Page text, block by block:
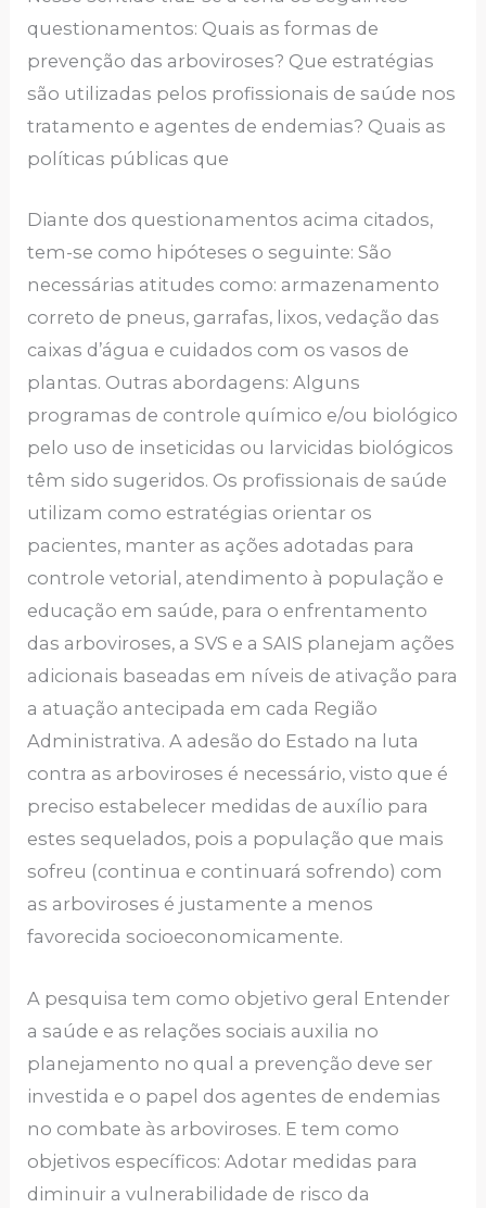
questionamentos: Quais as formas de
prevenção das arboviroses? Que estratégias
são utilizadas pelos profissionais de saúde nos
tratamento e agentes de endemias? Quais as
políticas públicas que
Diante dos questionamentos acima citados,
tem-se como hipóteses o seguinte: São
necessárias atitudes como: armazenamento
correto de pneus, garrafas, lixos, vedação das
caixas d’água e cuidados com os vasos de
plantas. Outras abordagens: Alguns
programas de controle químico e/ou biológico
pelo uso de inseticidas ou larvicidas biológicos
têm sido sugeridos. Os profissionais de saúde
utilizam como estratégias orientar os
pacientes, manter as ações adotadas para
controle vetorial, atendimento à população e
educação em saúde, para o enfrentamento
das arboviroses, a SVS e a SAIS planejam ações
adicionais baseadas em níveis de ativação para
a atuação antecipada em cada Região
Administrativa. A adesão do Estado na luta
contra as arboviroses é necessário, visto que é
preciso estabelecer medidas de auxílio para
estes sequelados, pois a população que mais
sofreu (continua e continuará sofrendo) com
as arboviroses é justamente a menos
favorecida socioeconomicamente.
A pesquisa tem como objetivo geral Entender
a saúde e as relações sociais auxilia no
planejamento no qual a prevenção deve ser
investida e o papel dos agentes de endemias
no combate às arboviroses. E tem como
objetivos específicos: Adotar medidas para
diminuir a vulnerabilidade de risco da